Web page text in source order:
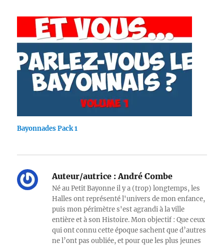
Bayonnades Pack 1
Auteur/autrice :André Combe
Né au Petit Bayonne il y a (trop) longtemps, les
Halles ont représenté l'univers de mon enfance,
puis mon périmètre s'est agrandi à la ville
entière et à son Histoire. Mon objectif : Que ceux
qui ont connu cette époque sachent que d’autres
ne l’ont pas oubliée, et pour que les plus jeunes